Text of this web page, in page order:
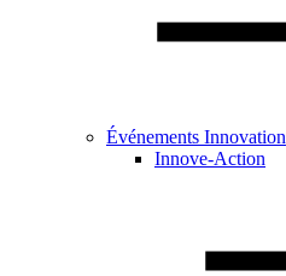
Événements Innovation
Innove-Action